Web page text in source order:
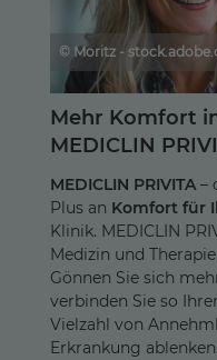
© Moritz -
Mehr Komfort
MEDICLIN
MEDICLIN PRIVITA–
Plus an Komfort für
Klinik. MEDICLIN
Medizin und
Gönnen Sie sich
verbinden Sie so
Vielzahl von
Erkrankung ablenken.